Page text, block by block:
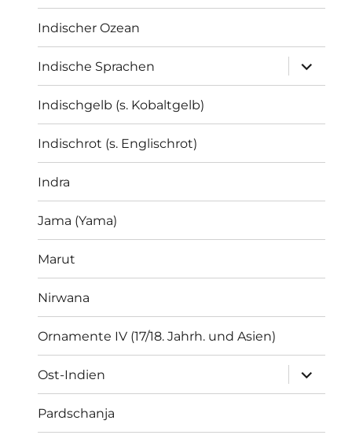
Indischer Ozean
Indische Sprachen
öffnen
Indischgelb (s. Kobaltgelb)
Indischrot (s. Englischrot)
Indra
Jama (Yama)
Marut
Nirwana
Ornamente IV (17/18. Jahrh. und Asien)
Ost-Indien
öffnen
Pardschanja